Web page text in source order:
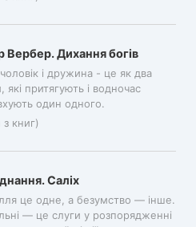
Вербер. Дихання богів
і дружина - це як два
які притягують і водночас
один одного.
з книг)
Саліх
це одне, а безумство — інше.
— це слуги у розпорядженні